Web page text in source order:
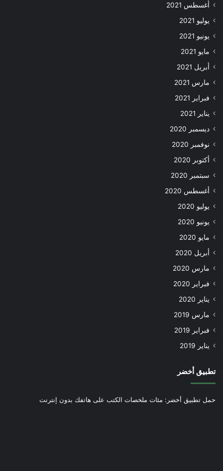
أغسطس 2021
يوليو 2021
يونيو 2021
مايو 2021
أبريل 2021
مارس 2021
فبراير 2021
يناير 2021
ديسمبر 2020
نوفمبر 2020
أكتوبر 2020
سبتمبر 2020
أغسطس 2020
يوليو 2020
يونيو 2020
مايو 2020
أبريل 2020
مارس 2020
فبراير 2020
يناير 2020
مارس 2019
فبراير 2019
يناير 2019
تطبيق أخضر
حمل تطبيق أخضر: مئات ملخصات الكتب على هاتفك بدون إنترنت